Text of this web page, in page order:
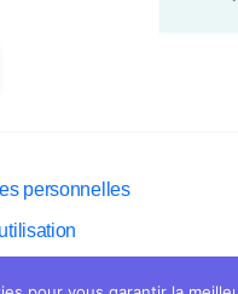
personnelles